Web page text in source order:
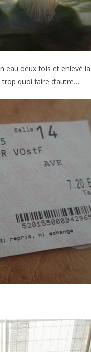
eau deux fois et enlevé
quoi faire d’autre…